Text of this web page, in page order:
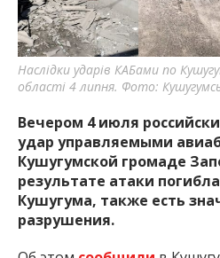
Наслідки ударів КАБами по
області 4 липня. Фото:
Вечером 4 июля
удар управляемыми
Кушугумской громаде
результате атаки
Кушугума, также есть
разрушения.